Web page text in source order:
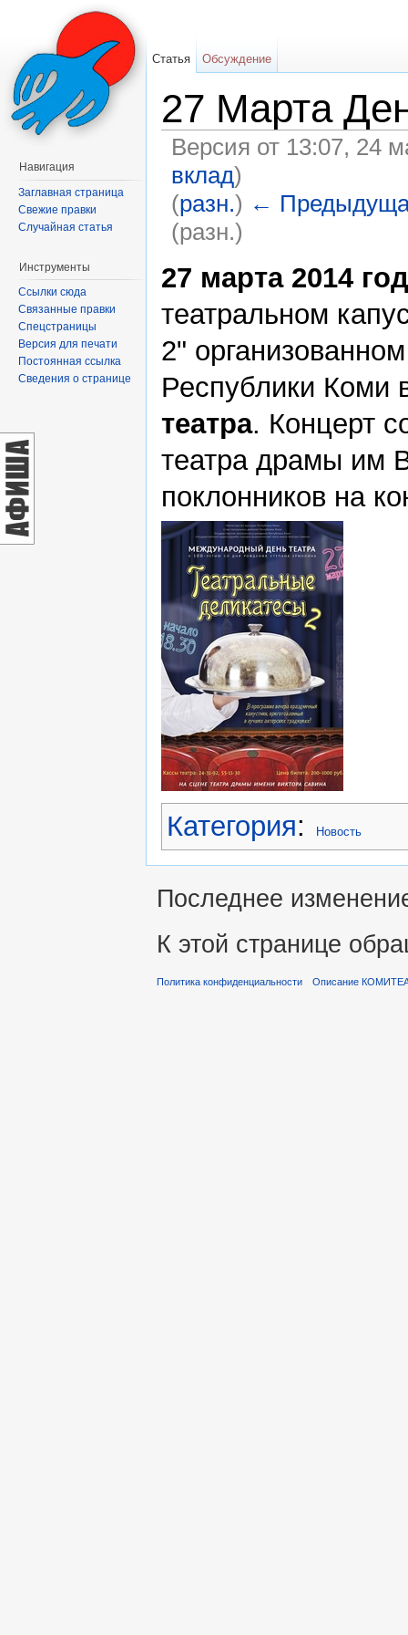
27 Марта
Версия от 13:07, 24
вклад)
(разн.) ←
(разн.)
27 марта 2014
театральном
2"
Республики Коми
театра. Концерт
театра драмы им
поклонников на
Категория: Новость
Статья Обсуждение
Навигация
Заглавная страница
Свежие правки
Случайная статья
Инструменты
Ссылки сюда
Связанные правки
Спецстраницы
Версия для печати
Постоянная ссылка
Сведения о странице
Последнее
К этой странице
Политика конфиденциальности Описание